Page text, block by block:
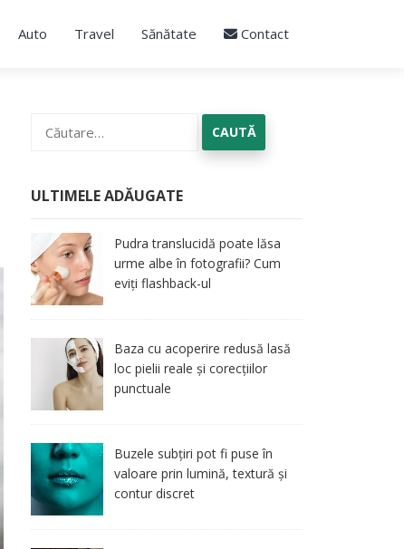
Auto Travel Sănătate Contact
după:
ULTIMELE ADĂUGATE
Pudra translucidă poate lăsa
urme albe în fotografii? Cum
eviți flashback-ul
Baza cu acoperire redusă lasă
loc pielii reale și corecțiilor
punctuale
Buzele subțiri pot fi puse în
valoare prin lumină, textură și
contur discret